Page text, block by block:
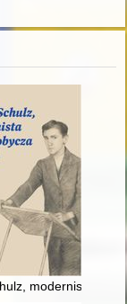
ochotniczej
modernista z